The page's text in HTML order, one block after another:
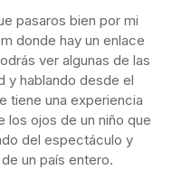
pasaros bien por mi
donde hay un enlace
ver algunas de las
y hablando desde el
tiene una experiencia
los ojos de un niño que
del espectáculo y
un país entero.